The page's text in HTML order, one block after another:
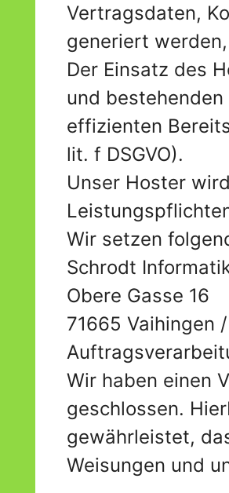
Vertragsdaten,
generiert
Der Einsatz des
und bestehenden
effizienten
lit. f DSGVO).
Unser Hoster
Wir setzen
Schrodt
Obere Gasse 16
71665 Vaihingen
Wir haben einen
geschlossen.
gewährleistet,
Weisungen und